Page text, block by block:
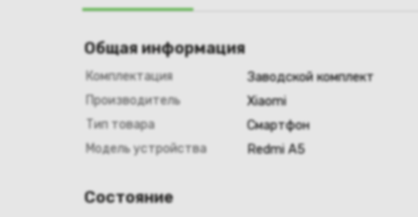
Общая информация
Комплектация
Заводской комплект
Производитель
Xiaomi
Тип товара
Смартфон
Модель устройства
Redmi A5
Состояние